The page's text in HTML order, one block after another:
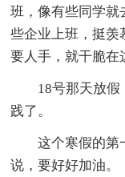
班，像有些同学就
些企业上班，挺羡
要人手，就干脆在
18号那天放假
践了。
这个寒假的第一
说，要好好加油。